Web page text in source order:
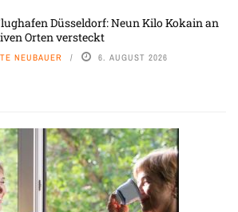
Düsseldorf: Neun Kilo Kokain an
Orten versteckt
NEUBAUER 6. AUGUST 2026